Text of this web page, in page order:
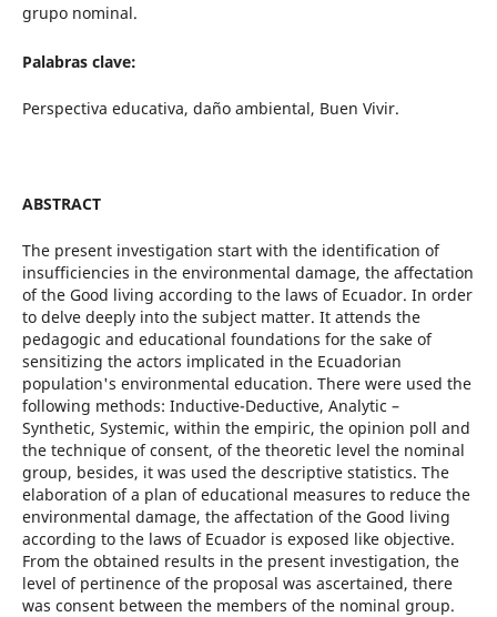
grupo nominal.
Palabras clave:
Perspectiva educativa, daño ambiental, Buen Vivir.
ABSTRACT
The present investigation start with the identification of
insufficiencies in the environmental damage, the affectation
of the Good living according to the laws of Ecuador. In order
to delve deeply into the subject matter. It attends the
pedagogic and educational foundations for the sake of
sensitizing the actors implicated in the Ecuadorian
population's environmental education. There were used the
following methods: Inductive-Deductive, Analytic –
Synthetic, Systemic, within the empiric, the opinion poll and
the technique of consent, of the theoretic level the nominal
group, besides, it was used the descriptive statistics. The
elaboration of a plan of educational measures to reduce the
environmental damage, the affectation of the Good living
according to the laws of Ecuador is exposed like objective.
From the obtained results in the present investigation, the
level of pertinence of the proposal was ascertained, there
was consent between the members of the nominal group.